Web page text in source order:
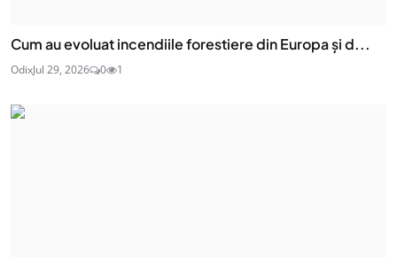
Cum au evoluat incendiile forestiere din Europa și d...
OdixJul 29, 2026 0 1